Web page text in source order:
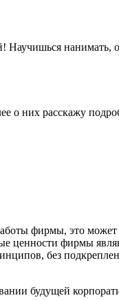
нанимать,
о них расскажу
фирмы, это может
ценности фирмы
без
будущей